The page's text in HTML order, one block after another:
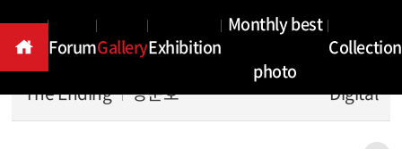
ForumGalleryExhibition
Monthly best
photo
Collection
The Ending 양준호 Digital